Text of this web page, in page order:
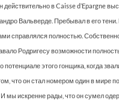
действительно в Caisse d’Epargne
Вальверде. Пребывал в его
справлялся полностью.
Родригесу возможности
потенциале этого гонщика, когда
что он стал номером один в мире
И мы искренне рады, что он сумел